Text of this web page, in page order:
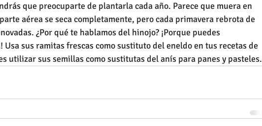
que preocuparte de plantarla cada año. Parece que muera en
aérea se seca completamente, pero cada primavera rebrota de
¿Por qué te hablamos del hinojo? ¡Porque puedes
Usa sus ramitas frescas como sustituto del eneldo en tus recetas de
utilizar sus semillas como sustitutas del anís para panes y pasteles.